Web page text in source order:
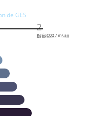
de GES
2
KgéqCO2 / m².an